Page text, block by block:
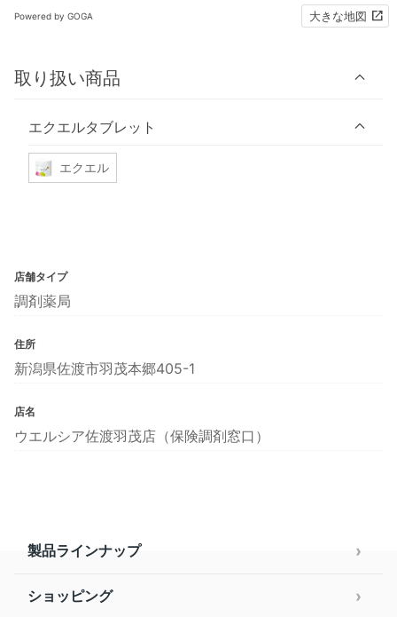
Powered by GOGA 大きな地図
取り扱い商品
エクエルタブレット
エクエル
店舗タイプ
調剤薬局
住所
新潟県佐渡市羽茂本郷405-1
店名
ウエルシア佐渡羽茂店（保険調剤窓口）
製品ラインナップ
ショッピング